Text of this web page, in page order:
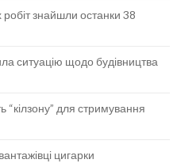
робіт знайшли останки 38
ситуацію щодо будівництва
“кілзону” для стримування
цигарки